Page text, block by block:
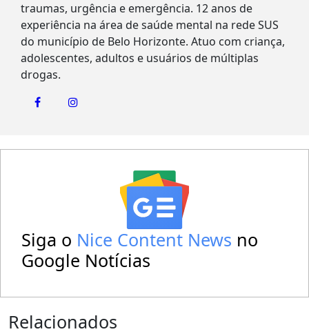
traumas, urgência e emergência. 12 anos de
experiência na área de saúde mental na rede SUS
do município de Belo Horizonte. Atuo com criança,
adolescentes, adultos e usuários de múltiplas
drogas.
Siga o Nice Content News no
Google Notícias
Relacionados